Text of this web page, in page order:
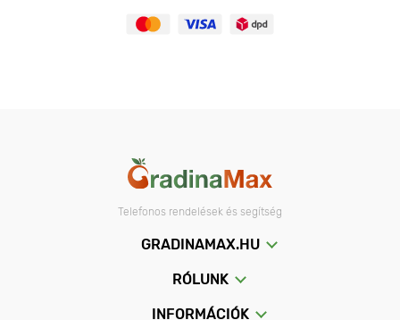
Telefonos rendelések és segítség
GRADINAMAX.HU
RÓLUNK
INFORMÁCIÓK